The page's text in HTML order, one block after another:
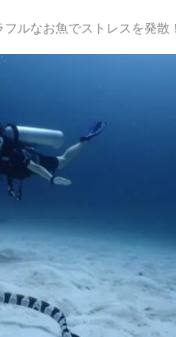
ルなお魚でストレスを発散！